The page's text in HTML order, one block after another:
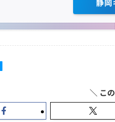
静岡